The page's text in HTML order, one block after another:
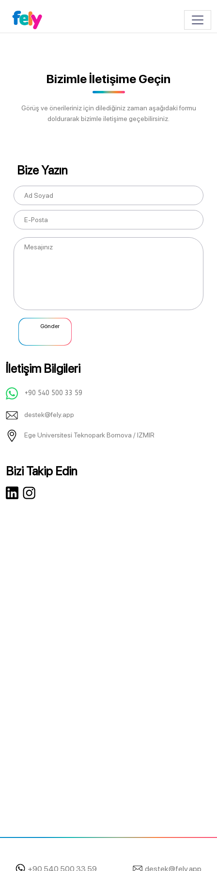
Bizimle İletişime Geçin
Görüş ve önerileriniz için dilediğiniz zaman aşağıdaki formu
doldurarak bizimle iletişime geçebilirsiniz.
Bize Yazın
Gönder
İletişim Bilgileri
+90 540 500 33 59
destek@fely.app
Ege Universitesi Teknopark Bornova / IZMIR
Bizi Takip Edin
+90 540 500 33 59 destek@fely.app